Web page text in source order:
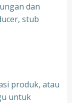
dan
stub
produk, atau
untuk